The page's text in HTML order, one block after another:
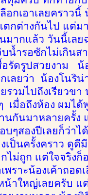
กเอาเลยคราว
กต่างกันไป แต่ม
มากแล้ว วันนี้เล
น้ำรอซักไม่เกิน
รัดรูปสวยงาม น้
ลยว่า น้องโนริน่
วมไปถึงเรียวข
เมื่อถึงห้อง ผมไ
กันมาหลายครั้ง
บๆสองปีเลยก็ว่า
นครั้งคราว ดูดีมี
ม่ถูก เเต่ใจจริง
พราะน้องเค้าถอ
น้าใหญ่เลยครับ